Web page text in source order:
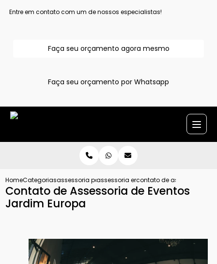
Entre em contato com um de nossos especialistas!
Faça seu orçamento agora mesmo
Faça seu orçamento por Whatsapp
HomeCategoriasassessoria para eventoassessoria em eventoscontato de assessoria de
Contato de Assessoria de Eventos
Jardim Europa